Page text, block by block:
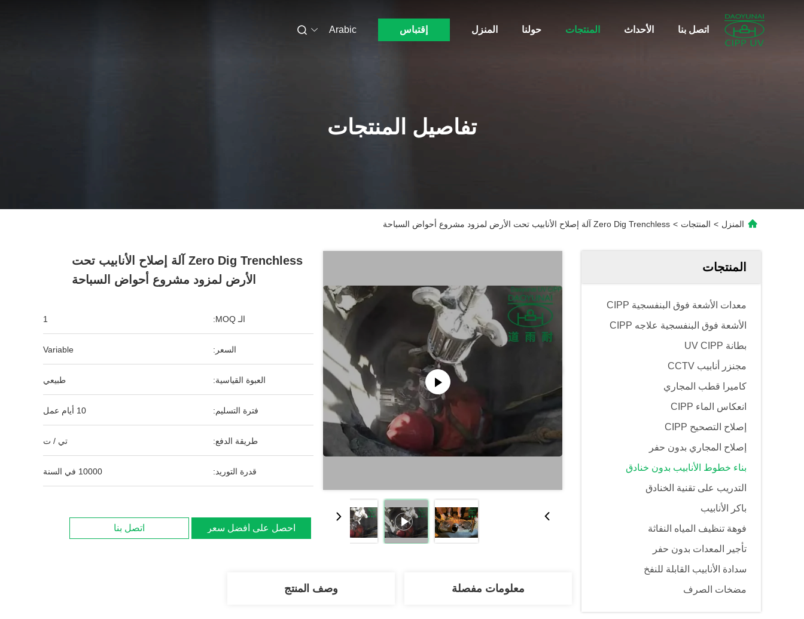
المنزل حولنا المنتجات الأحداث اتصل بنا إقتباس Arabic
تفاصيل المنتجات
المنزل > المنتجات > Zero Dig Trenchless آلة إصلاح الأنابيب تحت الأرض لمزود مشروع أحواض السباحة
المنتجات
معدات الأشعة فوق البنفسجية CIPP
الأشعة فوق البنفسجية علاجه CIPP
بطانة UV CIPP
مجنزر أنابيب CCTV
كاميرا قطب المجاري
انعكاس الماء CIPP
إصلاح التصحيح CIPP
إصلاح المجاري بدون حفر
بناء خطوط الأنابيب بدون خنادق
التدريب على تقنية الخنادق
باكر الأنابيب
فوهة تنظيف المياه النفاثة
تأجير المعدات بدون حفر
سدادة الأنابيب القابلة للنفخ
مضخات الصرف
Zero Dig Trenchless آلة إصلاح الأنابيب تحت
الأرض لمزود مشروع أحواض السباحة
الـ MOQ: 1
السعر: Variable
العبوة القياسية: طبيعي
فترة التسليم: 10 أيام عمل
طريقة الدفع: تي / ت
قدرة التوريد: 10000 في السنة
احصل على أفضل سعر اتصل بنا
معلومات مفصلة وصف المنتج